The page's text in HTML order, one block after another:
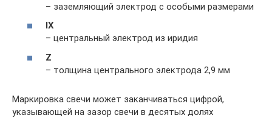
– заземляющий электрод с особыми размерами
IX
– центральный электрод из иридия
Z
– толщина центрального электрода 2,9 мм
Маркировка свечи может заканчиваться цифрой,
указывающей на зазор свечи в десятых долях